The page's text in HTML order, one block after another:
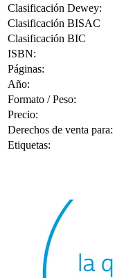
Clasificación Dewey:
Clasificación BISAC
Clasificación BIC
ISBN:
Páginas:
Año:
Formato / Peso:
Precio:
Derechos de venta para:
Etiquetas: